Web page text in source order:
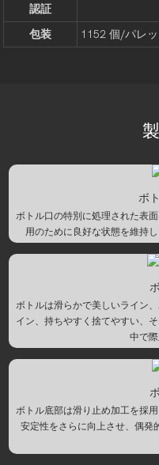
認証
包装
1152 個/パレ
ボ
ボトル口の特別に処理された表
用のために良好な状態を維持
ボトルは滑らかで美しいライン
イン、持ちやすく捨てやすい、
中で際
ボトル底部は滑り止め加工を採
安定性をさらに向上させ、偶発